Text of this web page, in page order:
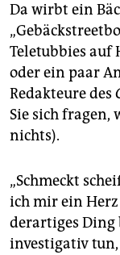
Da wirbt ein
Teletubbies auf
oder ein paar
Redakteure des
Sie sich fragen,
nichts).
„Schmeckt
ich mir ein
derartiges
investigativ